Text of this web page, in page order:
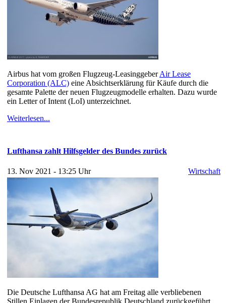
Airbus hat vom großen Flugzeug-LeasinggeberAir Lease
Corporation (ALC) eine Absichtserklärung für Käufe durch die
gesamte Palette der neuen Flugzeugmodelle erhalten. Dazu wurde
ein Letter of Intent (LoI) unterzeichnet.
Weiterlesen...
Lufthansa zahlt Hilfsgelder des Bundes zurück
13. Nov 2021 - 13:25 Uhr Wirtschaft
Die Deutsche Lufthansa AG hat am Freitag alle verbliebenen
Stillen Einlagen der Bundesrepublik Deutschland zurückgeführt